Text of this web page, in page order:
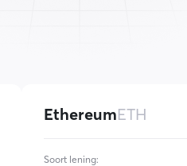
EthereumETH
Soort lening: